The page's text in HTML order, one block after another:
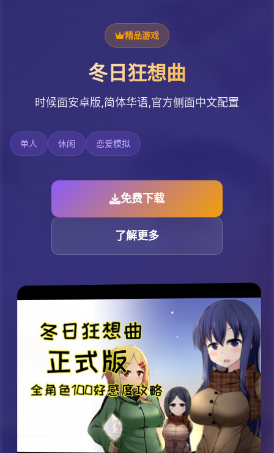
精品游戏
冬日狂想曲
时候面安卓版,简体华语,官方侧面中文配置
单人 休闲 恋爱模拟
免费下载
了解更多